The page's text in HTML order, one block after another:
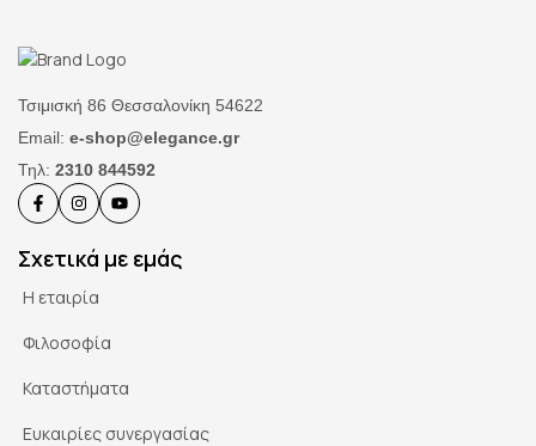
Τσιμισκή 86 Θεσσαλονίκη 54622
Email: e-shop@elegance.gr
Τηλ: 2310 844592
Σχετικά με εμάς
Η εταιρία
Φιλοσοφία
Καταστήματα
Ευκαιρίες συνεργασίας